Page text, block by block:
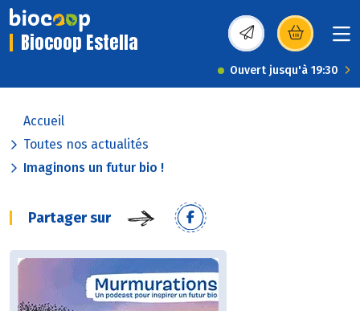
Biocoop Estella (s’ouvre dans une
Ouvert jusqu'à 19:30
Accueil
Toutes nos actualités
Imaginons un futur bio !
Partager sur